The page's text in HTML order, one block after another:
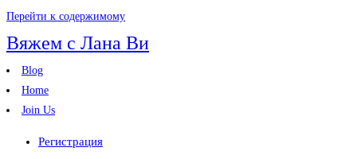
Перейти к содержимому
Вяжем с Лана Ви
Blog
Home
Join Us
Регистрация